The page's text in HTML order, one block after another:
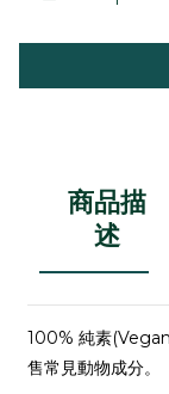
商品描
述
100% 純素
售常見動物成分。